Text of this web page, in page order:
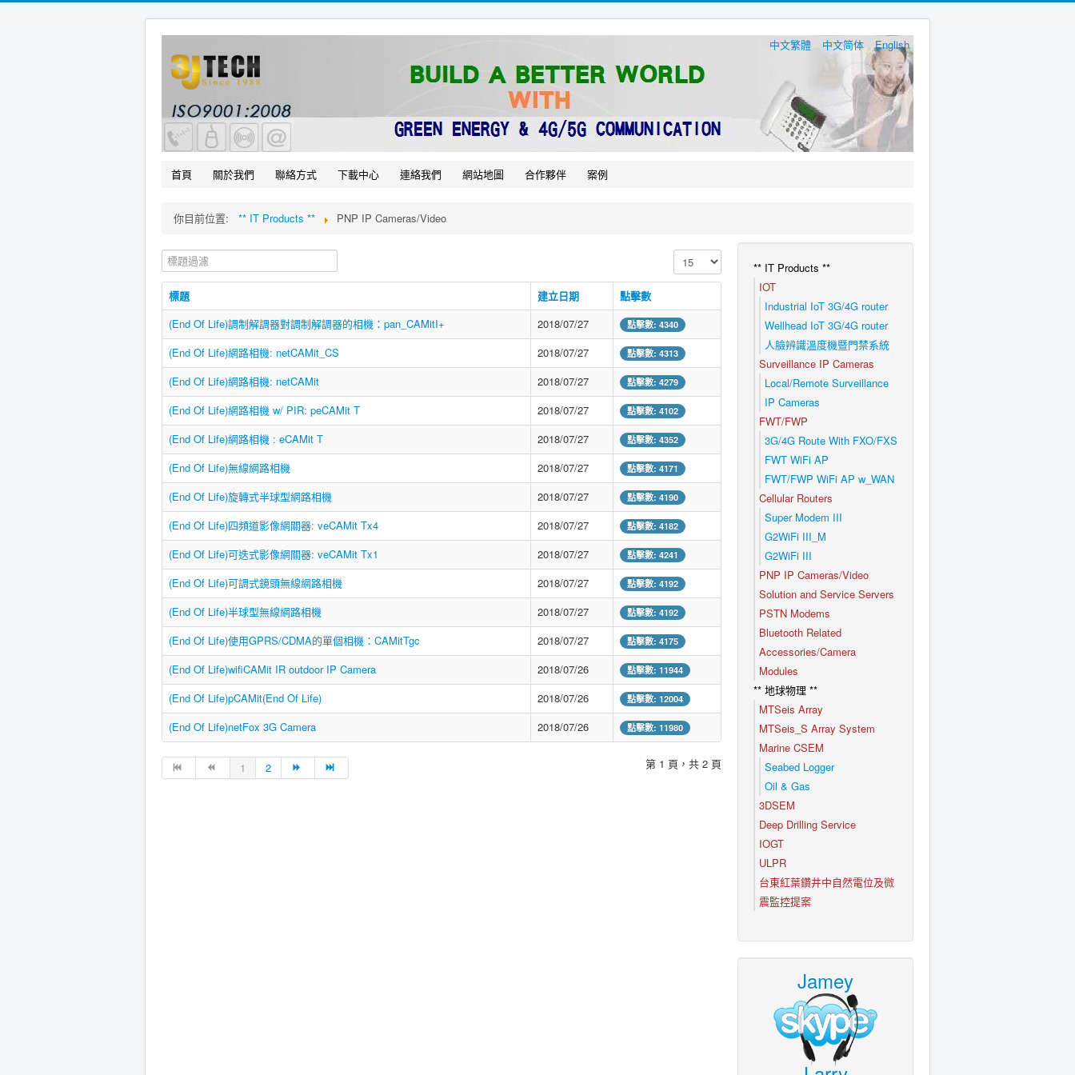
中文繁體 中文简体 English
首頁 關於我們 聯絡方式 下載中心 連絡我們 網站地圖 合作夥伴 案例
你目前位置: ** IT Products ** PNP IP Cameras/Video
標題過濾 顯示數目
標題 建立日期
點擊數
(End Of Life)調制解調器對調制解調器的相機：pan_CAMitI+
2018/07/27 點擊數: 4340
(End Of Life)網路相機: netCAMit_CS 2018/07/27 點擊數: 4313
(End Of Life)網路相機: netCAMit 2018/07/27 點擊數: 4279
(End Of Life)網路相機 w/ PIR: peCAMit T 2018/07/27 點擊數: 4102
(End Of Life)網路相機 : eCAMit T 2018/07/27 點擊數: 4352
(End Of Life)無線網路相機 2018/07/27 點擊數: 4171
(End Of Life)旋轉式半球型網路相機 2018/07/27 點擊數: 4190
(End Of Life)四頻道影像網關器: veCAMit Tx4 2018/07/27 點擊數: 4182
(End Of Life)可迭式影像網關器: veCAMit Tx1 2018/07/27 點擊數: 4241
(End Of Life)可調式鏡頭無線網路相機 2018/07/27 點擊數: 4192
(End Of Life)半球型無線網路相機 2018/07/27 點擊數: 4192
(End Of Life)使用GPRS/CDMA的單個相機：CAMitTgc 2018/07/27 點擊數: 4175
(End Of Life)wifiCAMit IR outdoor IP Camera 2018/07/26 點擊數: 11944
(End Of Life)pCAMit(End Of Life) 2018/07/26 點擊數: 12004
(End Of Life)netFox 3G Camera 2018/07/26 點擊數: 11980
第 1 頁，共 2 頁
1 2
** IT Products **
IOT
Industrial IoT 3G/4G router
Wellhead IoT 3G/4G router
人臉辨識溫度機暨門禁系統
Surveillance IP Cameras
Local/Remote Surveillance
IP Cameras
FWT/FWP
3G/4G Route With FXO/FXS
FWT WiFi AP
FWT/FWP WiFi AP w_WAN
Cellular Routers
Super Modem III
G2WiFi III_M
G2WiFi III
PNP IP Cameras/Video
Solution and Service Servers
PSTN Modems
Bluetooth Related
Accessories/Camera
Modules
** 地球物理 **
MTSeis Array
MTSeis_S Array System
Marine CSEM
Seabed Logger
Oil & Gas
3DSEM
Deep Drilling Service
IOGT
ULPR
台東紅葉鑽井中自然電位及微
震監控提案
Jamey